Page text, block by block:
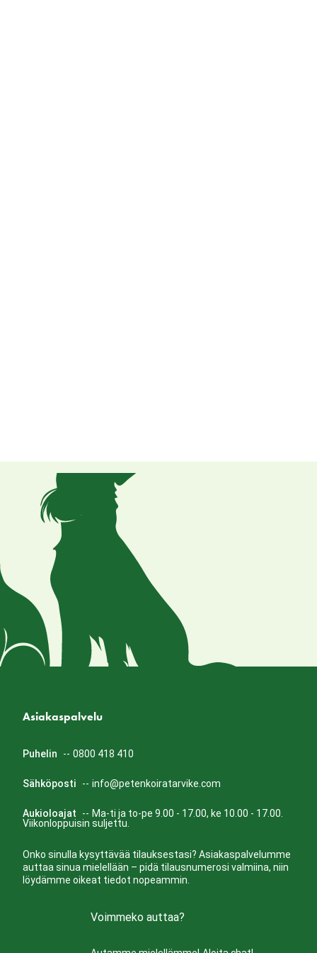
Asiakaspalvelu
Puhelin -- 0800 418 410
Sähköposti -- info@petenkoiratarvike.com
Aukioloajat -- Ma-ti ja to-pe 9.00 - 17.00, ke 10.00 - 17.00.
Viikonloppuisin suljettu.
Onko sinulla kysyttävää tilauksestasi? Asiakaspalvelumme
auttaa sinua mielellään – pidä tilausnumerosi valmiina, niin
löydämme oikeat tiedot nopeammin.
Voimmeko auttaa?